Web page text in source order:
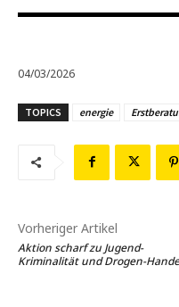
04/03/2026
TOPICS energie
Vorheriger Artikel
Aktion scharf zu Jugend-
Kriminalität und Drogen-